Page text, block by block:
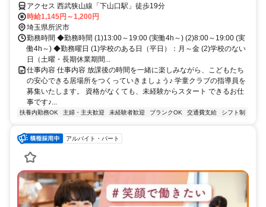
アクセス 西武狭山線「下山口駅」徒歩19分
時給1,145円～1,200円
埼玉県所沢市
勤務時間 ◆勤務時間 (1)13:00～19:00 (実働4h～) (2)8:00～19:00 (実
働4h～) ◆勤務曜日 (1)学校のある日（平日）：月～金 (2)学校のない
日（土曜・長期休業期間...
仕事内容 仕事内容 放課後の時間を一緒に楽しみながら、こどもたち
の安心できる居場所をつくっていきましょう♪ 学童クラブの指導員を
募集いたします。 資格がなくても、未経験からスタート できるお仕
事です♪...
扶養内勤務OK 主婦・主夫歓迎 未経験者歓迎 ブランクOK 交通費支給 シフト制
アルバイト・パート